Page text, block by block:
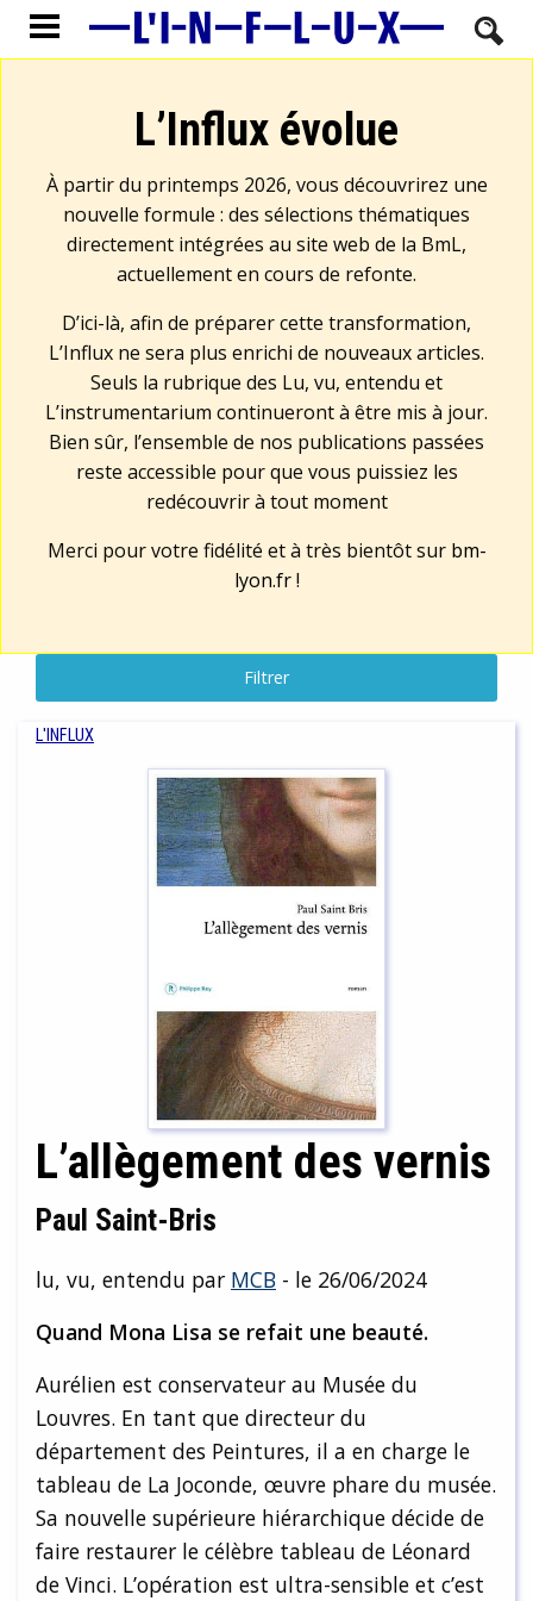
L’Influx évolue
À partir du printemps 2026, vous découvrirez une
nouvelle formule : des sélections thématiques
directement intégrées au site web de la BmL,
actuellement en cours de refonte.
D’ici-là, afin de préparer cette transformation,
L’Influx ne sera plus enrichi de nouveaux articles.
Seuls la rubrique des Lu, vu, entendu et
L’instrumentarium continueront à être mis à jour.
Bien sûr, l’ensemble de nos publications passées
reste accessible pour que vous puissiez les
redécouvrir à tout moment
Merci pour votre fidélité et à très bientôt sur bm-
lyon.fr!
Filtrer
L'INFLUX
L’allègement des vernis
Paul Saint-Bris
lu, vu, entendu par MCB - le 26/06/2024
Quand Mona Lisa se refait une beauté.
Aurélien est conservateur au Musée du
Louvres. En tant que directeur du
département des Peintures, il a en charge le
tableau de La Joconde, œuvre phare du musée.
Sa nouvelle supérieure hiérarchique décide de
faire restaurer le célèbre tableau de Léonard
de Vinci. L’opération est ultra-sensible et c’est